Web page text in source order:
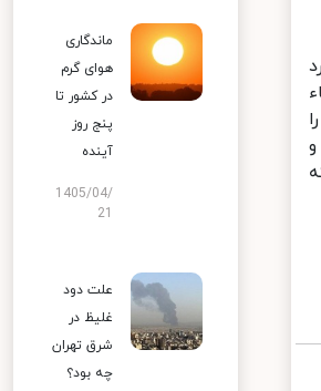
ماندگاری
هوای گرم
در کشور تا
پنج روز
آینده
1405/04/
علت دود
غلیظ در
شرق تهران
چه بود؟